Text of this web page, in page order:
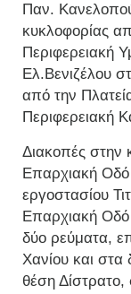
Παν.
κυκλοφορίας
Περιφερειακή
Ελ.Βενιζέλου
από την
Περιφερειακή
Διακοπές στην
Επαρχιακή
εργοστασίου
Επαρχιακή
δύο ρεύματα,
Χανίου και
θέση